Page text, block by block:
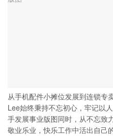
从手机配件小摊位发展到连锁专
Lee始终秉持不忘初心，牢记以
手发展事业版图同时，从不忘致
敬业乐业，快乐工作中活出自己